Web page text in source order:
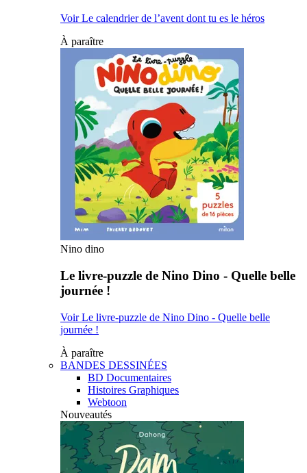
Voir Le calendrier de l’avent dont tu es le héros
À paraître
Nino dino
Le livre-puzzle de Nino Dino - Quelle belle
journée !
Voir Le livre-puzzle de Nino Dino - Quelle belle
journée !
À paraître
BANDES DESSINÉES
BD Documentaires
Histoires Graphiques
Webtoon
Nouveautés